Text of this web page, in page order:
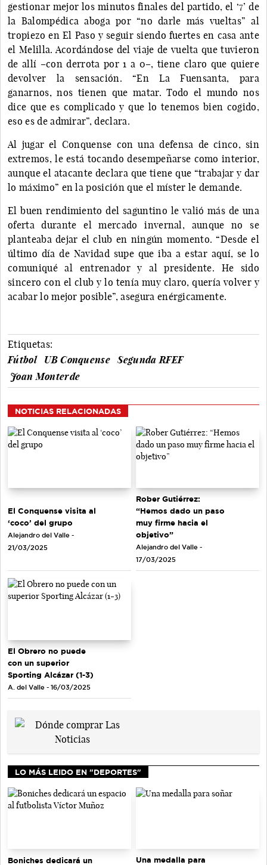
gestionar mejor los minutos finales del partido, el ‘7’ de
la Balompédica aboga por “no darle más vueltas” al
tropiezo en El Paso y seguir siendo fuertes en casa ante
el Melilla. Acordándose del viaje de vuelta que tuvieron
de allí –con derrota por 1 a 0–, tiene claro que quiere
devolver la sensación. “En La Fuensanta, para
ganarnos, nos tienen que matar. Todo el mundo nos
dice que es complicado y que lo tenemos bien cogido,
eso es de admirar”, declara.
Al jugar el Conquense con una defensa de cinco, sin
extremos, le está tocando desempeñarse como interior,
aunque el atacante declara que tiene que “trabajar y dar
lo máximo” en la posición que el míster le demande.
El buen rendimiento del saguntino le valió más de una
oferta durante el mercado invernal, aunque no se
planteaba dejar el club en ningún momento. “Desde el
último día de Navidad supe que iba a estar aquí, se lo
comuniqué al entrenador y al presidente. He sido
sincero con el club y lo tenía muy claro, quería volver y
acabar lo mejor posible”, asegura enérgicamente.
Etiquetas:
Fútbol
UB Conquense
Segunda RFEF
Joan Monterde
NOTICIAS RELACIONADAS
El Conquense visita al
‘coco’ del grupo
Alejandro del Valle -
21/03/2025
Rober Gutiérrez:
“Hemos dado un paso
muy firme hacia el
objetivo”
Alejandro del Valle -
17/03/2025
El Obrero no puede
con un superior
Sporting Alcázar (1-3)
A. del Valle - 16/03/2025
LO MÁS LEIDO EN "DEPORTES"
Boniches dedicará un
Una medalla para